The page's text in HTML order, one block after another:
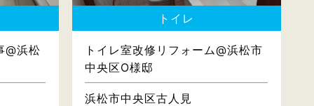
@浜松
トイレ
トイレ室改修リフォーム@浜松市
中央区O様邸
浜松市中央区古人見